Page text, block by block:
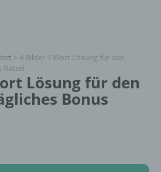
> 4 Bilder 1 Wort Lösung für den
Rätsel
Lösung für den
Bonus